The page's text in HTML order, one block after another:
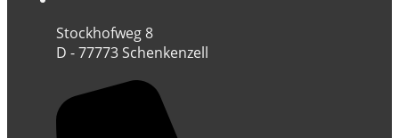
Stockhofweg 8
D - 77773 Schenkenzell